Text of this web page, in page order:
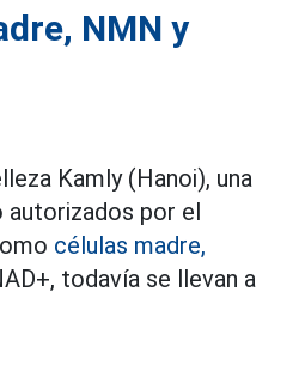
NMN y
Kamly (Hanoi), una
autorizados por el
células madre,
todavía se llevan a